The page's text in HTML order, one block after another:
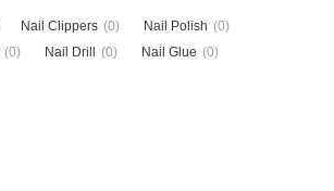
Nail Clippers (0) Nail Polish (0)
(0) Nail Drill (0) Nail Glue (0)